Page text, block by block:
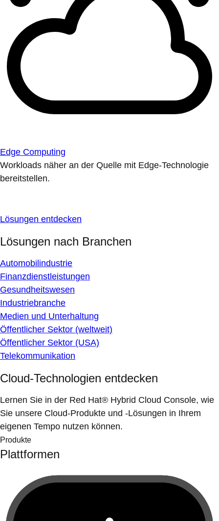
Edge Computing
Workloads näher an der Quelle mit Edge-Technologie
bereitstellen.
Lösungen entdecken
Lösungen nach Branchen
Automobilindustrie
Finanzdienstleistungen
Gesundheitswesen
Industriebranche
Medien und Unterhaltung
Öffentlicher Sektor (weltweit)
Öffentlicher Sektor (USA)
Telekommunikation
Cloud-Technologien entdecken
Lernen Sie in der Red Hat® Hybrid Cloud Console, wie
Sie unsere Cloud-Produkte und -Lösungen in Ihrem
eigenen Tempo nutzen können.
Produkte
Plattformen